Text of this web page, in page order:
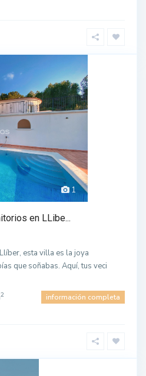
1
en LLibe...
esta villa es la joya
que soñabas. Aquí, tus veci
2 información completa